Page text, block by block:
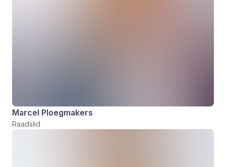
Marcel Ploegmakers
Raadslid